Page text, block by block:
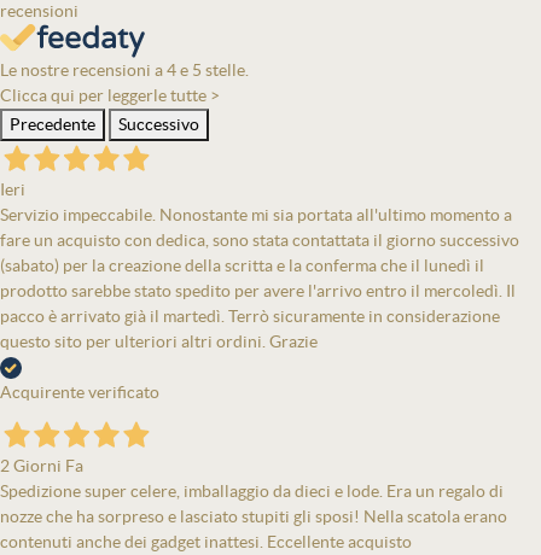
recensioni
Le nostre recensioni a 4 e 5 stelle.
Clicca qui per leggerle tutte >
Precedente
Successivo
Ieri
Servizio impeccabile. Nonostante mi sia portata all'ultimo momento a
fare un acquisto con dedica, sono stata contattata il giorno successivo
(sabato) per la creazione della scritta e la conferma che il lunedì il
prodotto sarebbe stato spedito per avere l'arrivo entro il mercoledì. Il
pacco è arrivato già il martedì. Terrò sicuramente in considerazione
questo sito per ulteriori altri ordini. Grazie
Acquirente verificato
2 Giorni Fa
Spedizione super celere, imballaggio da dieci e lode. Era un regalo di
nozze che ha sorpreso e lasciato stupiti gli sposi! Nella scatola erano
contenuti anche dei gadget inattesi. Eccellente acquisto